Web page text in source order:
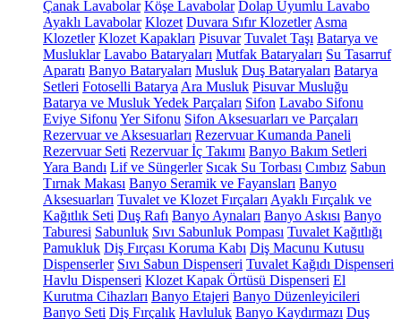
Çanak Lavabolar Köşe Lavabolar Dolap Uyumlu Lavabo
Ayaklı Lavabolar Klozet Duvara Sıfır Klozetler Asma
Klozetler Klozet Kapakları Pisuvar Tuvalet Taşı Batarya ve
Musluklar Lavabo Bataryaları Mutfak Bataryaları Su Tasarruf
Aparatı Banyo Bataryaları Musluk Duş Bataryaları Batarya
Setleri Fotoselli Batarya Ara Musluk Pisuvar Musluğu
Batarya ve Musluk Yedek Parçaları Sifon Lavabo Sifonu
Eviye Sifonu Yer Sifonu Sifon Aksesuarları ve Parçaları
Rezervuar ve Aksesuarları Rezervuar Kumanda Paneli
Rezervuar Seti Rezervuar İç Takımı Banyo Bakım Setleri
Yara Bandı Lif ve Süngerler Sıcak Su Torbası Cımbız Sabun
Tırnak Makası Banyo Seramik ve Fayansları Banyo
Aksesuarları Tuvalet ve Klozet Fırçaları Ayaklı Fırçalık ve
Kağıtlık Seti Duş Rafı Banyo Aynaları Banyo Askısı Banyo
Taburesi Sabunluk Sıvı Sabunluk Pompası Tuvalet Kağıtlığı
Pamukluk Diş Fırçası Koruma Kabı Diş Macunu Kutusu
Dispenserler Sıvı Sabun Dispenseri Tuvalet Kağıdı Dispenseri
Havlu Dispenseri Klozet Kapak Örtüsü Dispenseri El
Kurutma Cihazları Banyo Etajeri Banyo Düzenleyicileri
Banyo Seti Diş Fırçalık Havluluk Banyo Kaydırmazı Duş